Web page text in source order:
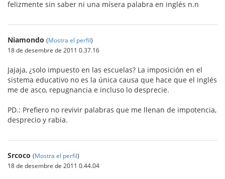
felizmente sin saber ni una mísera palabra en inglés n.n
Niamondo (Mostra el perfil)
18 de desembre de 2011 0.37.16
Jajaja, ¿solo impuesto en las escuelas? La imposición en el
sistema educativo no es la única causa que hace que el inglés
me de asco, repugnancia e incluso lo desprecie.
PD.: Prefiero no revivir palabras que me llenan de impotencia,
desprecio y rabia.
Srcoco (Mostra el perfil)
18 de desembre de 2011 0.44.04